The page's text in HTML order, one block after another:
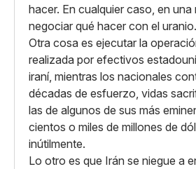
hacer. En cualquier caso, en una
negociar qué hacer con el uranio.
Otra cosa es ejecutar la
realizada por efectivos
iraní, mientras los nacionales
décadas de esfuerzo, vidas
las de algunos de sus más
cientos o miles de millones de
inútilmente.
Lo otro es que Irán se niegue a